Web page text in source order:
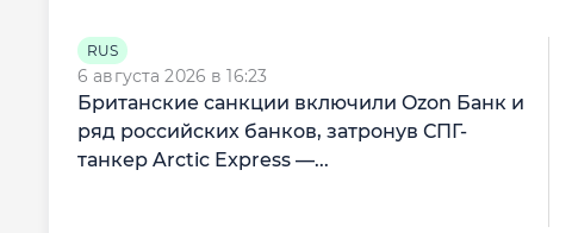
RUS
6 августа 2026 в 16:23
Британские санкции включили Ozon Банк и
ряд российских банков, затронув СПГ-
танкер Arctic Express —...